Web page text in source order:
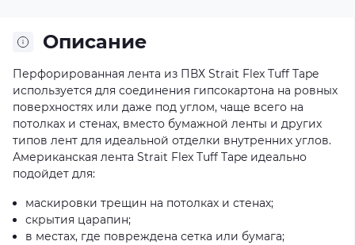
Описание
Перфорированная лента из ПВХ Strait Flex Tuff Tape
используется для соединения гипсокартона на ровных
поверхностях или даже под углом, чаще всего на
потолках и стенах, вместо бумажной ленты и других
типов лент для идеальной отделки внутренних углов.
Американская лента Strait Flex Tuff Tape идеально
подойдет для:
маскировки трещин на потолках и стенах;
скрытия царапин;
в местах, где повреждена сетка или бумага;